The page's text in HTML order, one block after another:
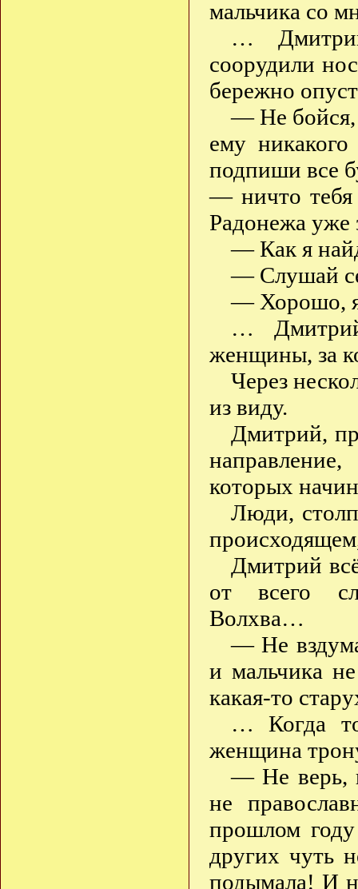
мальчика со
…
соорудили
бережно
— Не бойся,
ему
подпиши все
— ничто тебя
Радонежа уже
— Как я
— Слушай
— Хорошо,
…
женщины, за
Через
из виду.
Дмитрий,
которых
Люди,
Дмитрий
от всего
Волхва…
— Не
и мальчика
какая-то
… Когда
женщина
— Не верь,
не
прошлом
других чуть
подымала! И